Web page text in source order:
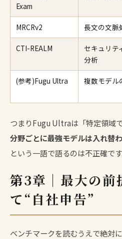
Exam
MRCRv2 長文の文脈
CTI-REALM
セキュリテ
分析
(参考)Fugu Ultra 複数モデル
つまりFugu Ultraは「特定領域
分野ごとに最強モデルは入れ替
という一語で語るのは不正確です
第3章｜最大の
て“自社申告”
ベンチマークを読むうえで絶対